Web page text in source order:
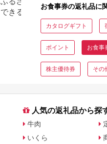
できる年収は？家電などお
すすめ返礼品も
お食事券の返礼品に
カタログギフト
ポイント お食事
株主優待券 その
人気の返礼品から探
牛肉
いくら